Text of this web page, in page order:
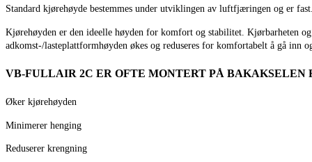
Standard kjørehøyde bestemmes under utviklingen av luftfjæringen og er
Kjørehøyden er den ideelle høyden for komfort og stabilitet. Kjørbarheten
adkomst-/lasteplattformhøyden økes og reduseres for komfortabelt å gå inn
VB-FULLAIR 2C ER OFTE MONTERT PÅ
Øker kjørehøyden
Minimerer henging
Reduserer krengning